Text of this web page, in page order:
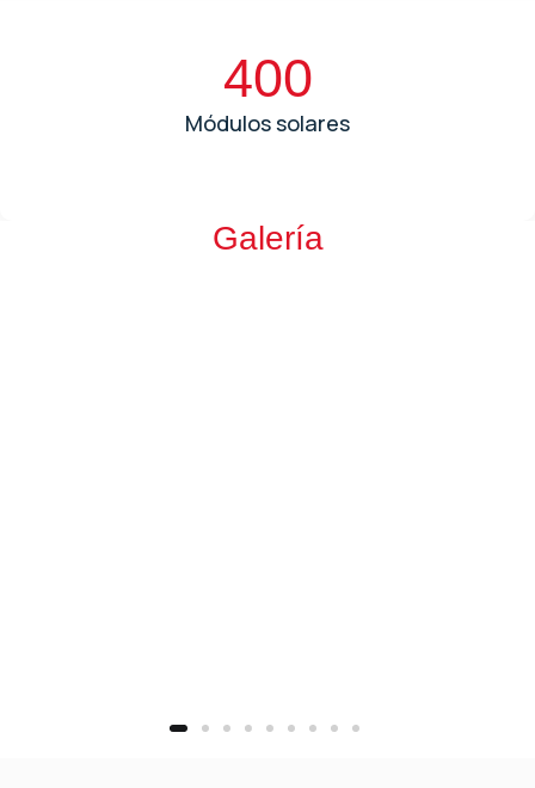
400
Módulos solares
Galería